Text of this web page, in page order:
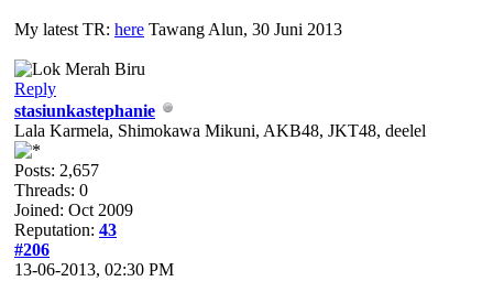
My latest TR: here Tawang Alun, 30 Juni 2013
Reply
stasiunkastephanie
Lala Karmela, Shimokawa Mikuni, AKB48, JKT48, deelel
Posts: 2,657
Threads: 0
Joined: Oct 2009
Reputation: 43
#206
13-06-2013, 02:30 PM